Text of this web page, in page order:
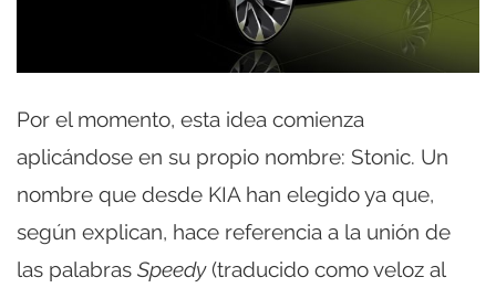
Por el momento, esta idea comienza
aplicándose en su propio nombre: Stonic. Un
nombre que desde KIA han elegido ya que,
según explican, hace referencia a la unión de
las palabras Speedy(traducido como veloz al